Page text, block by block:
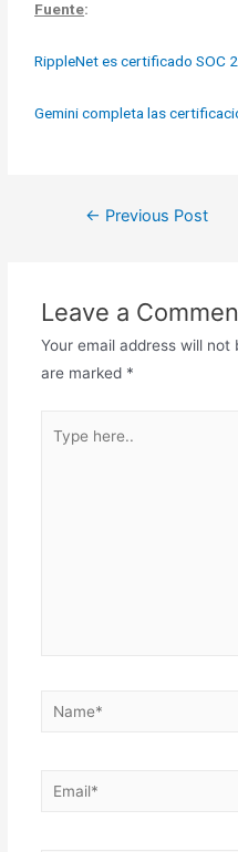
Fuente:
RippleNet es certificado SOC 2
Gemini completa las
← Previous Post
Leave a
Your email address will not
are marked *